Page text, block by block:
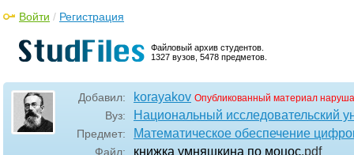
Файловый архив студентов.
1327 вузов, 5478 предметов.
Войти / Регистрация
Добавил: korayakov Опубликованный материал
Вуз: Национальный исследовательский
Предмет: Математическое обеспечение
Файл: книжка умняшкина по моцос.pdf